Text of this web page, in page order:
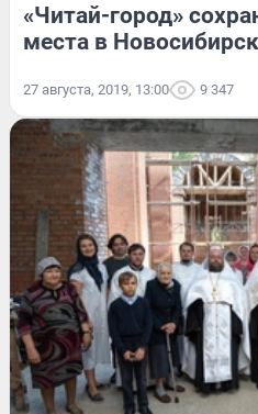
«Читай-город»
места в
27 августа, 2019, 13:00 9 347